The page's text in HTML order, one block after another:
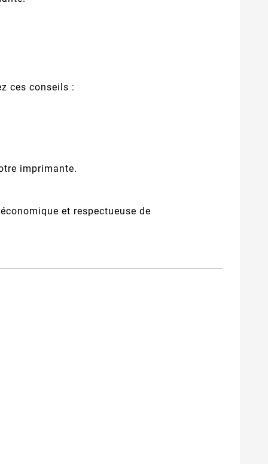
ces conseils :
imprimante.
et respectueuse de